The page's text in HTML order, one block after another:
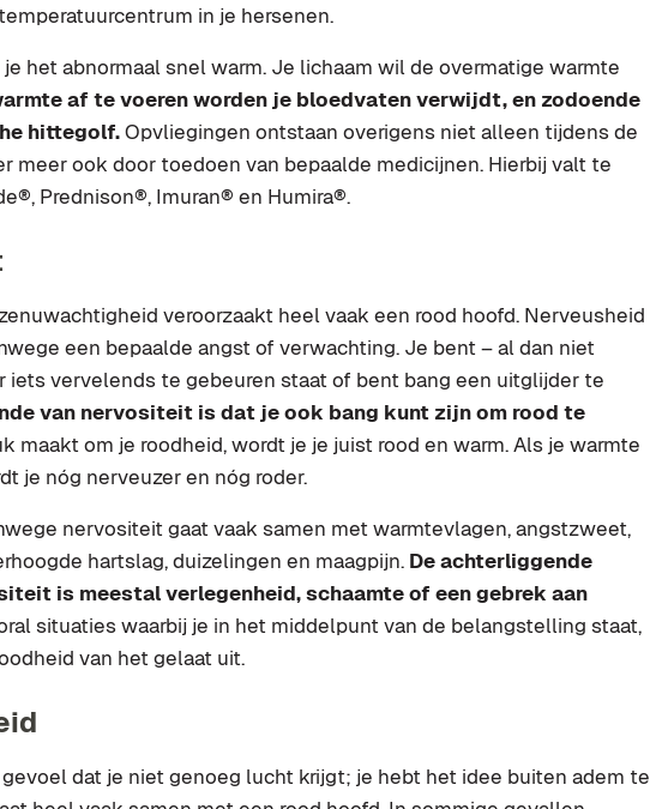
in je hersenen.
het abnormaal snel warm. Je lichaam wil de overmatige warmte
af te voeren worden je bloedvaten verwijdt, en zodoende
hittegolf.Opvliegingen ontstaan overigens niet alleen tijdens de
meer ook door toedoen van bepaalde medicijnen. Hierbij valt te
Prednison®, Imuran® en Humira®.
veroorzaakt heel vaak een rood hoofd. Nerveusheid
een bepaalde angst of verwachting. Je bent – al dan niet
iets vervelends te gebeuren staat of bent bang een uitglijder te
van nervositeit is dat je ook bang kunt zijn om rood te
maakt om je roodheid, wordt je je juist rood en warm. Als je warmte
je nóg nerveuzer en nóg roder.
nervositeit gaat vaak samen met warmtevlagen, angstzweet,
hartslag, duizelingen en maagpijn. De achterliggende
is meestal verlegenheid, schaamte of een gebrek aan
situaties waarbij je in het middelpunt van de belangstelling staat,
van het gelaat uit.
dat je niet genoeg lucht krijgt; je hebt het idee buiten adem te